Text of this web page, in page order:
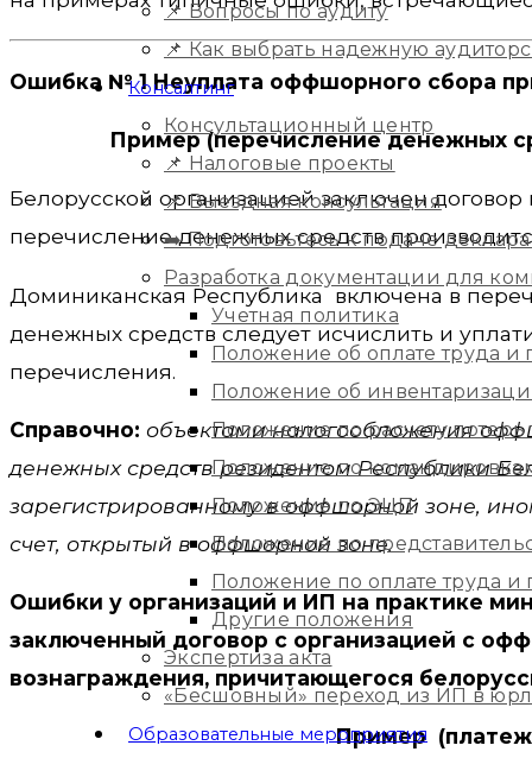
📌 Вопросы по аудиту
📌 Как выбрать надежную
Консалтинг
Консультационный центр
📌 Налоговые проекты
📌 Выездная консультация
➡️ Подготовьтесь к подаче
Разработка документации для
Учетная политика
Положение об оплате труда
Положение об
Положение по расчету
Положение по
Положение по ЭЦП
Положение по
Положение по оплате труда
Другие положения
Экспертиза акта
«Бесшовный» переход из ИП в
Образовательные мероприятия
Ошибка № 1 Неуплата оффшорного сбора
Пример (перечисление денежных
Белорусской организацией заключен
перечисление денежных средств
Доминиканская Республика включена в
денежных средств следует исчислить и
перечисления.
Справочно: объектами налогообложения
денежных средств резидентом Республики
зарегистрированному в оффшорной зоне,
счет, открытый в оффшорной зоне.
Ошибки у организаций и ИП на практике
заключенный договор с организацией с
вознаграждения, причитающегося
Пример